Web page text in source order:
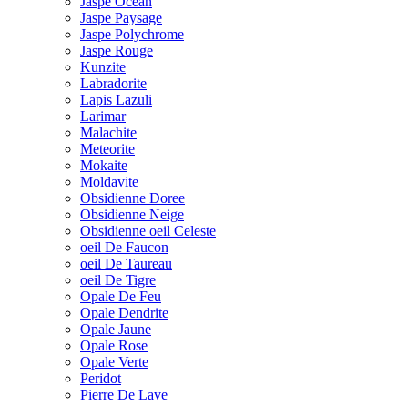
Jaspe Paysage
Jaspe Polychrome
Jaspe Rouge
Kunzite
Labradorite
Lapis Lazuli
Larimar
Malachite
Meteorite
Mokaite
Moldavite
Obsidienne Doree
Obsidienne Neige
Obsidienne oeil Celeste
oeil De Faucon
oeil De Taureau
oeil De Tigre
Opale De Feu
Opale Dendrite
Opale Jaune
Opale Rose
Opale Verte
Peridot
Pierre De Lave